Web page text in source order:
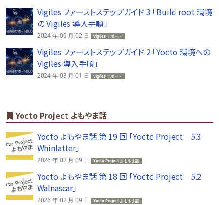
Vigiles ファーストステップガイド 3 「Build root 環境
の Vigiles 導入手順」
2024 年 09 月 02 日 Vigiles サポート
Vigiles ファーストステップガイド 2 「Yocto 環境への
Vigiles 導入手順」
2024 年 03 月 01 日 Vigiles サポート
Yocto Project よもやま話
Yocto よもやま話 第 19 回 「Yocto Project 5.3
Whinlatter」
2026 年 02 月 09 日 Yocto Project よもやま話
Yocto よもやま話 第 18 回 「Yocto Project 5.2
Walnascar」
2026 年 02 月 09 日 Yocto Project よもやま話